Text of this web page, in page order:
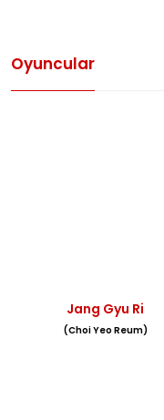
Oyuncular
Jang Gyu Ri
(Choi Yeo Reum)